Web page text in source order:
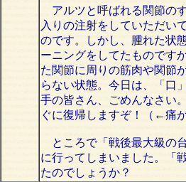
アルツと呼ばれる関節の
入りの注射をしていただい
のです。しかし、腫れた状
ーニングをしてたものです
た関節に周りの筋肉や関節
らない状態。今日は、「口
手の皆さん、ごめんなさい
ぐに復帰しますぞ！（←痛
ところで「戦後最大級の
に行ってしまいました。「
たのでしょうか？